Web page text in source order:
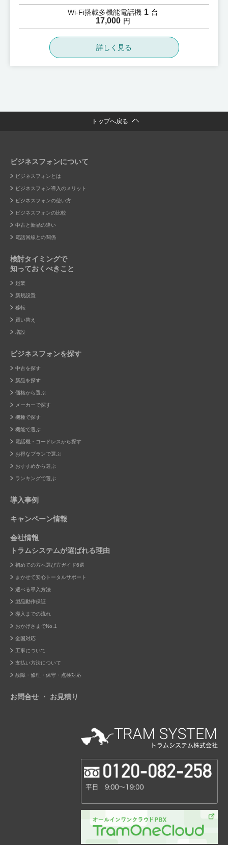
Wi-Fi搭載多機能電話機 1 台
17,000 円
詳しく見る
トップへ戻る
ビジネスフォンについて
ビジネスフォンとは
ビジネスフォン導入のメリット
ビジネスフォンの使い方
ビジネスフォンの比較
中古と新品の違い
電話回線との関係
検討タイミングで
知っておくべきこと
起業
新規設置
移転
買い替え
増設
ビジネスフォンを探す
中古を探す
新品を探す
価格から選ぶ
メーカーで探す
機種で探す
機能で選ぶ
電話機・コードレスから探す
お得なプランで選ぶ
おすすめから選ぶ
ランキングで選ぶ
導入事例
キャンペーン情報
会社情報
トラムシステムが選ばれる理由
初めての方へ選び方ガイド6選
まかせて安心トータルサポート
選べる導入方法
製品動作保証
導入までの流れ
おかげさまでNo.1
全国対応
工事について
支払い方法について
故障・修理・保守・点検対応
お問合せ ・ お見積り